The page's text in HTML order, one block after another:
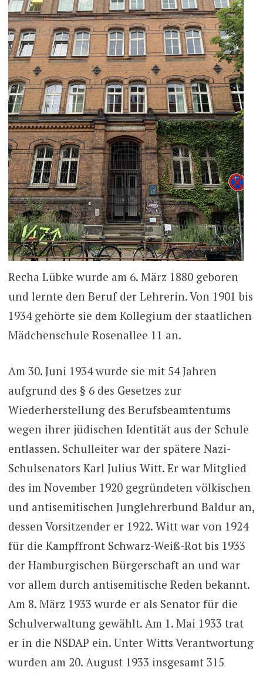
Recha Lübke wurde am 6. März 1880 geboren
und lernte den Beruf der Lehrerin. Von 1901 bis
1934 gehörte sie dem Kollegium der staatlichen
Mädchenschule Rosenallee 11 an.
Am 30. Juni 1934 wurde sie mit 54 Jahren
aufgrund des § 6 des Gesetzes zur
Wiederherstellung des Berufsbeamtentums
wegen ihrer jüdischen Identität aus der Schule
entlassen. Schulleiter war der spätere Nazi-
Schulsenators Karl Julius Witt. Er war Mitglied
des im November 1920 gegründeten völkischen
und antisemitischen Junglehrerbund Baldur an,
dessen Vorsitzender er 1922. Witt war von 1924
für die Kampffront Schwarz-Weiß-Rot bis 1933
der Hamburgischen Bürgerschaft an und war
vor allem durch antisemitische Reden bekannt.
Am 8. März 1933 wurde er als Senator für die
Schulverwaltung gewählt. Am 1. Mai 1933 trat
er in die NSDAP ein. Unter Witts Verantwortung
wurden am 20. August 1933 insgesamt 315